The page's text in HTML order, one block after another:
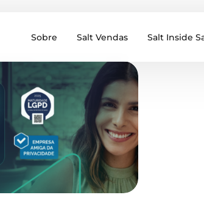
Sobre Salt Vendas Salt Inside